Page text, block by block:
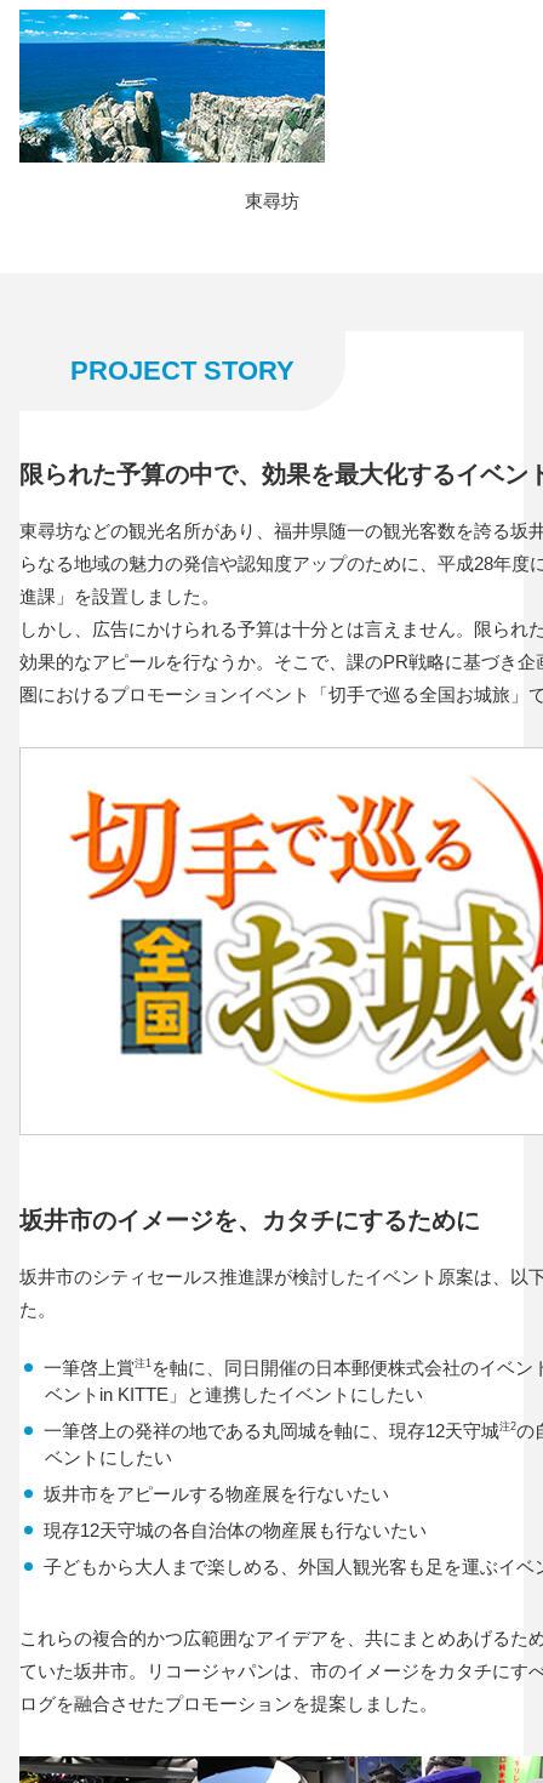
東尋坊
PROJECT STORY
限られた予算の中で、効果を最大化するイベン
東尋坊などの観光名所があり、福井県随一の観光客数を誇る坂
らなる地域の魅力の発信や認知度アップのために、平成28年度
進課」を設置しました。
しかし、広告にかけられる予算は十分とは言えません。限られ
効果的なアピールを行なうか。そこで、課のPR戦略に基づき企
圏におけるプロモーションイベント「切手で巡る全国お城旅」
坂井市のイメージを、カタチにするために
坂井市のシティセールス推進課が検討したイベント原案は、以
た。
一筆啓上賞注1 を軸に、同日開催の日本郵便株式会社のイベン
ベントin KITTE」と連携したイベントにしたい
一筆啓上の発祥の地である丸岡城を軸に、現存12天守城注2の
ベントにしたい
坂井市をアピールする物産展を行ないたい
現存12天守城の各自治体の物産展も行ないたい
子どもから大人まで楽しめる、外国人観光客も足を運ぶイベ
これらの複合的かつ広範囲なアイデアを、共にまとめあげるた
ていた坂井市。リコージャパンは、市のイメージをカタチにす
ログを融合させたプロモーションを提案しました。